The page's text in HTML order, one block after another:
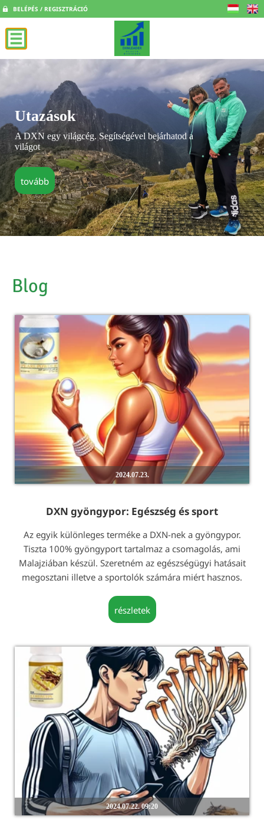
BELÉPÉS / REGISZTRÁCIÓ
Utazások
A DXN egy világcég. Segítségével bejárhatod a
világot
tovább
Blog
2024.07.23.
DXN gyöngypor: Egészség és sport
Az egyik különleges terméke a DXN-nek a gyöngypor.
Tiszta 100% gyöngyport tartalmaz a csomagolás, ami
Malajziában készül. Szeretném az egészségügyi hatásait
megosztani illetve a sportolók számára miért hasznos.
részletek
2024.07.22. 09:20